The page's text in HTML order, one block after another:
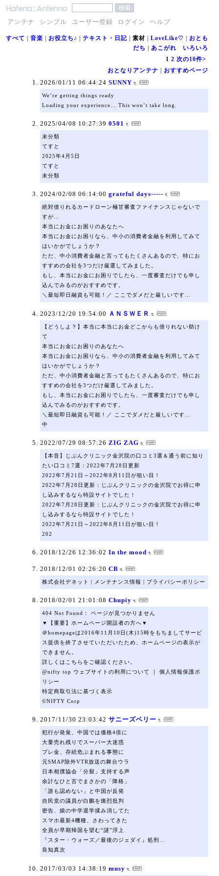
アンテナ シンプル ユーザー登録 ログイン ヘルプ
すべて | 音楽 | お役立ち♪ | テキスト・日記| 素材| LoveLike♡ | おとも
だち | あこがれ いろいろ
1 2 次の10件>
おとなりアンテナ | おすすめページ
2026/01/11 06:44:24 SUNNY
We’re getting things ready
Loading your experience… This won’t take long.
2025/04/08 10:27:39 0501
未分類
てすと
2025年4月5日
てすと
未分類
2024/02/08 06:14:00 grateful days-----
絶対借りれるカードローン極甘審査ファイナンスじゃないで
すが…
本当にお金にお困りのあなたへ
本当にお金にお困りなら、中小の消費者金融を利用してみて
はいかがでしょうか？
ただ、中小消費者金融と言ってもたくさんあるので、特にお
すすめの会社を3つだけ厳選してみました。
もし、本当にお金にお困りでしたら、一度審査だけでも申し
込んでみるのがおすすめです。
＼最短即日融資も可能！／ ここでダメだと厳しいです…
2023/12/20 19:54:00 ＡＮＳＷＥＲ
【どうしよ？】本当に本当にお金どこからも借りれない助け
て
本当にお金にお困りのあなたへ
本当にお金にお困りなら、中小の消費者金融を利用してみて
はいかがでしょうか？
ただ、中小消費者金融と言ってもたくさんあるので、特にお
すすめの会社を3つだけ厳選してみました。
もし、本当にお金にお困りでしたら、一度審査だけでも申し
込んでみるのがおすすめです。
＼最短即日融資も可能！／ ここでダメだと厳しいです…
中
2022/07/29 08:57:26 ZIG ZAG
【本音】じぶんクリニック金沢院の口コミ3選＆通う前に知り
たい口コミ7選：2022年7月28日更新
2022年7月21日～2022年8月11日が狙い目！
2022年7月28日更新：じぶんクリニックの金沢院でお得に申
し込みするなら特設サイトでした！
2022年7月28日更新：じぶんクリニックの金沢院でお得に申
し込みするなら特設サイトでした！
2022年7月21日～2022年8月11日が狙い目！
202
2018/12/26 12:36:02 In the mood
2018/12/01 02:26:20 CB
株式会社デネット | メンテナンス情報 | プライバシーポリシー
2018/02/01 21:01:08 Chupiy
404 Not Found： ページが見つかりません
▼【重要】ホームページ開設者の方へ▼
＠homepageは2016年11月10日(木)15時をもちましてサービ
ス提供を終了させていただいたため、ホームページの表示が
できません。
詳しくはこちらをご確認ください。
@nifty top ウェブサイトの利用について ｜ 個人情報保護ポ
リシー
特定商取引法に基づく表示
©NIFTY Corp
2017/11/30 23:03:42 サニーズベリー
犯行が発覚、中国では価格4倍に
大量売れ残りでスーパー大迷惑
プレ金、存続危ぶまれる事態に
元SMAP除外VTR放送の舞台ウラ
日本相撲協会「分裂」支持する声
余計なひと言でまさかの「降格」
「誰も認めない」と中国が反発
自民党の議員が白鵬を痛烈批判
密告、娘の中学退学揉み消してた
スマホ最新4機種、さわってきた
全員が早期帰国を望む“謎”浮上
『スター・ウォーズ／最後のジェダイ』処刑…
良知真次
2017/03/03 14:38:19 musy